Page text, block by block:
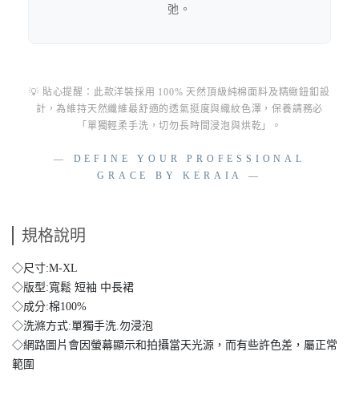
弛。
💡 貼心提醒：此款洋裝採用 100% 天然頂級純棉面料及精緻鈕釦設
計，為維持天然纖維最舒適的透氣挺度與織紋色澤，保養請務必
「單獨輕柔手洗，切勿長時間浸泡與烘乾」。
— DEFINE YOUR PROFESSIONAL
GRACE BY KERAIA —
規格說明
◇尺寸:M-XL
◇版型:寬鬆 短袖 中長裙
◇成分:棉100%
◇洗滌方式:單獨手洗.勿浸泡
◇網路圖片會因螢幕顯示和拍攝當天光源，而有些許色差，屬正常
範圍